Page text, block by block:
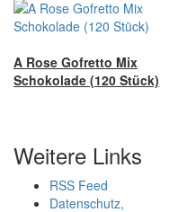
A Rose Gofretto Mix
Schokolade (120 Stück)
Weitere Links
RSS Feed
Datenschutz,